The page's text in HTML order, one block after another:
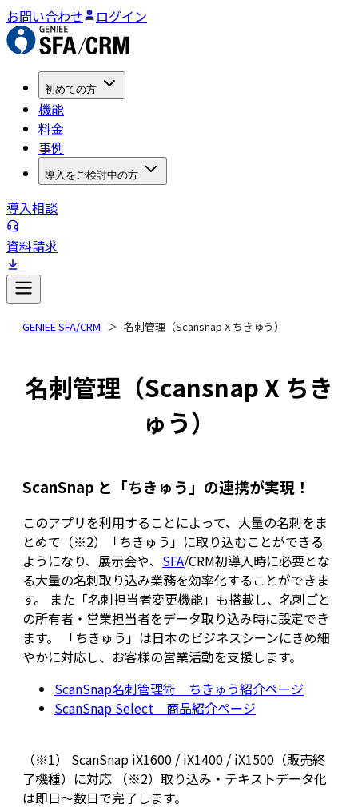
お問い合わせ ログイン
初めての方
機能
料金
事例
導入をご検討中の方
導入相談
資料請求
GENIEE SFA/CRM 名刺管理（Scansnap X ちきゅう）
名刺管理（Scansnap X ちき
ゅう）
ScanSnap と「ちきゅう」の連携が実現！
このアプリを利用することによって、大量の名刺をま
とめて（※2）「ちきゅう」に取り込むことができる
ようになり、展示会や、 SFA/CRM初導入時に必要とな
る大量の名刺取り込み業務を効率化することができま
す。 また「名刺担当者変更機能」も搭載し、名刺ごと
の所有者・営業担当者をデータ取り込み時に設定でき
ます。 「ちきゅう」は日本のビジネスシーンにきめ細
やかに対応し、お客様の営業活動を支援します。
ScanSnap名刺管理術 ちきゅう紹介ページ
ScanSnap Select 商品紹介ページ
（※1） ScanSnap iX1600 / iX1400 / iX1500（販売終
了機種）に対応 （※2）取り込み・テキストデータ化
は即日～数日で完了します。